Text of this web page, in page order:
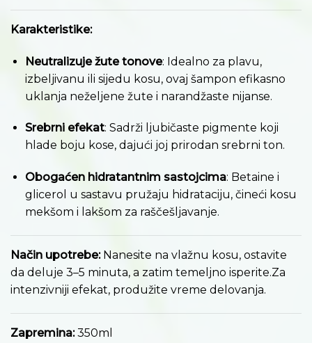
Karakteristike:
Neutralizuje žute tonove: Idealno za plavu,
izbeljivanu ili sijedu kosu, ovaj šampon efikasno
uklanja neželjene žute i narandžaste nijanse.
Srebrni efekat: Sadrži ljubičaste pigmente koji
hlade boju kose, dajući joj prirodan srebrni ton.
Obogaćen hidratantnim sastojcima: Betaine i
glicerol u sastavu pružaju hidrataciju, čineći kosu
mekšom i lakšom za raščešljavanje.
Način upotrebe: Nanesite na vlažnu kosu, ostavite
da deluje 3–5 minuta, a zatim temeljno isperite.Za
intenzivniji efekat, produžite vreme delovanja.
Zapremina:350ml